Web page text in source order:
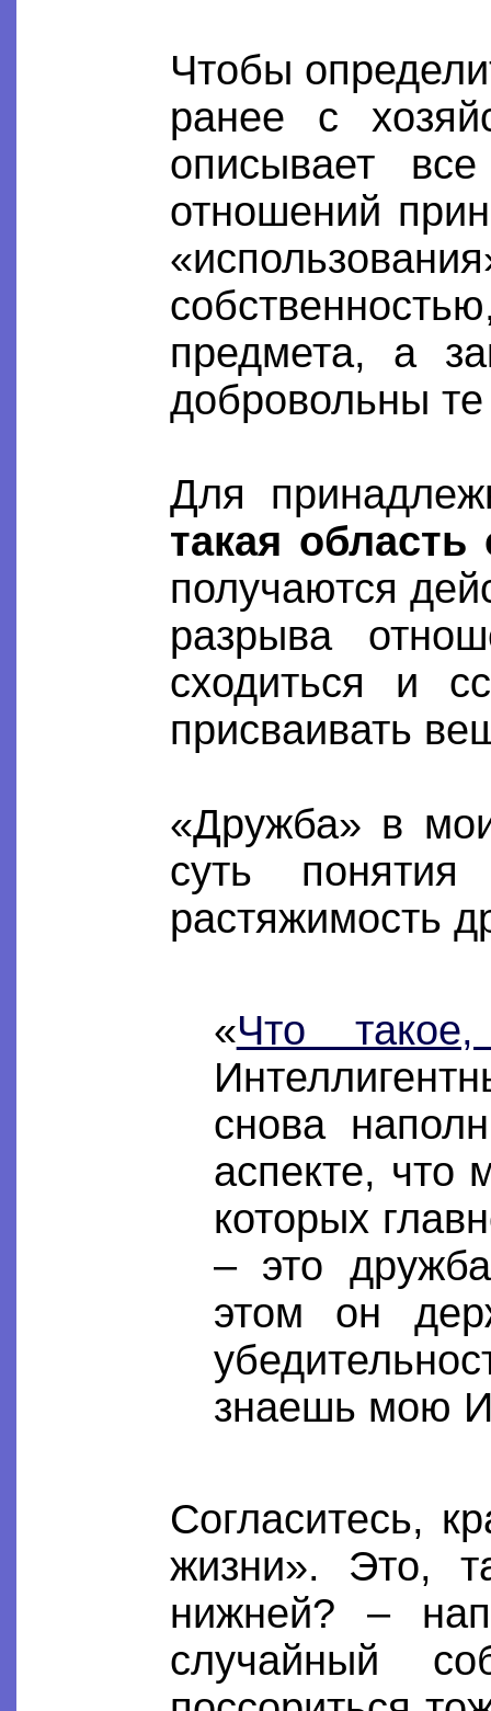
Чтобы
ранее с
описывает
отношений
предмета, а
добровольны те
Для
такая
получаются
разрыва
сходиться и
присваивать
«Дружба» в
суть
растяжимость
«Что
снова
аспекте, что
которых
– это
этом он
знаешь мою
Согласитесь,
жизни». Это,
нижней? –
случайный